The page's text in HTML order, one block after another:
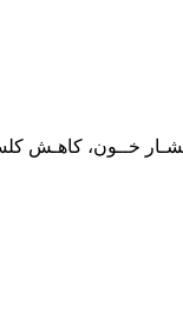
خــون، کاهـش